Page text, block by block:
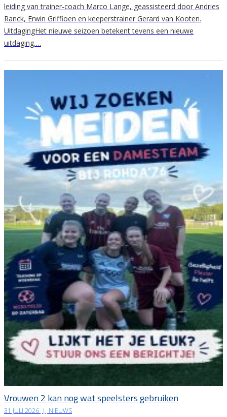
leiding van trainer-coach Marco Lange, geassisteerd door Andries
Ranck, Erwin Griffioen en keeperstrainer Gerard van Kooten.
UitdagingHet nieuwe seizoen betekent tevens een nieuwe
uitdaging….
Vrouwen 2 kan nog wat speelsters gebruiken
31 JULI 2026 | NIEUWS